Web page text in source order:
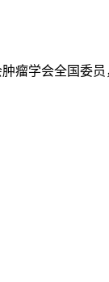
瘤学会全国委员